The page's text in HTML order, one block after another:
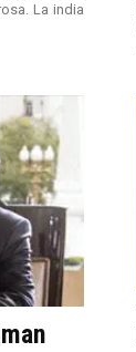
La india